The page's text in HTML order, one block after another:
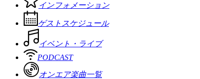
インフォメーション
ゲストスケジュール
イベント・ライブ
PODCAST
オンエア楽曲一覧